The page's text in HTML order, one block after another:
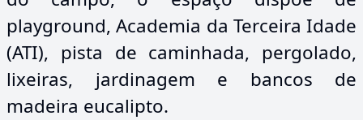
playground, Academia da Terceira Idade
(ATI), pista de caminhada, pergolado,
lixeiras, jardinagem e bancos de
madeira eucalipto.